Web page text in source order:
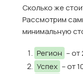
Сколько же
Рассмотрим
минимальную
Регион – от
Успех – от